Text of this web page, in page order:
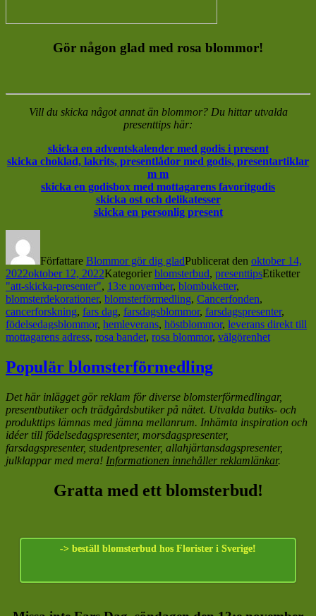
Gör någon glad med rosa blommor!
Vill du skicka något annat än blommor? Du hittar utvalda
presenttips här:
skicka en adventskalender med godis i present
skicka choklad, lakrits, presentlådor med godis, presentartiklar
m m
skicka en godisbox med mottagarens favoritgodis
skicka ost och delikatesser
skicka en personlig present
Författare Blommor gör dig gladPublicerat den oktober 14,
2022oktober 12, 2022Kategorier blomsterbud, presenttipsEtiketter
"att-skicka-presenter", 13:e november, blombuketter,
blomsterdekorationer, blomsterförmedling, Cancerfonden,
cancerforskning, fars dag, farsdagsblommor, farsdagspresenter,
födelsedagsblommor, hemleverans, höstblommor, leverans direkt till
mottagarens adress, rosa bandet, rosa blommor, välgörenhet
Populär blomsterförmedling
Det här inlägget gör reklam för diverse blomsterförmedlingar,
presentbutiker och trädgårdsbutiker på nätet. Utvalda butiks- och
produkttips lämnas med jämna mellanrum. Inhämta inspiration och
idéer till födelsedagspresenter, morsdagspresenter,
farsdagspresenter, studentpresenter, allahjärtansdagspresenter,
julklappar med mera! Informationen innehåller reklamlänkar.
Gratta med ett blomsterbud!
-> beställ blomsterbud hos Florister i Sverige!